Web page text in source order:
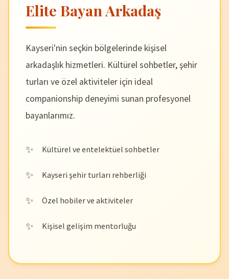
Elite Bayan Arkadaş
Kayseri'nin seçkin bölgelerinde kişisel
arkadaşlık hizmetleri. Kültürel sohbetler, şehir
turları ve özel aktiviteler için ideal
companionship deneyimi sunan profesyonel
bayanlarımız.
Kültürel ve entelektüel sohbetler
Kayseri şehir turları rehberliği
Özel hobiler ve aktiviteler
Kişisel gelişim mentorluğu